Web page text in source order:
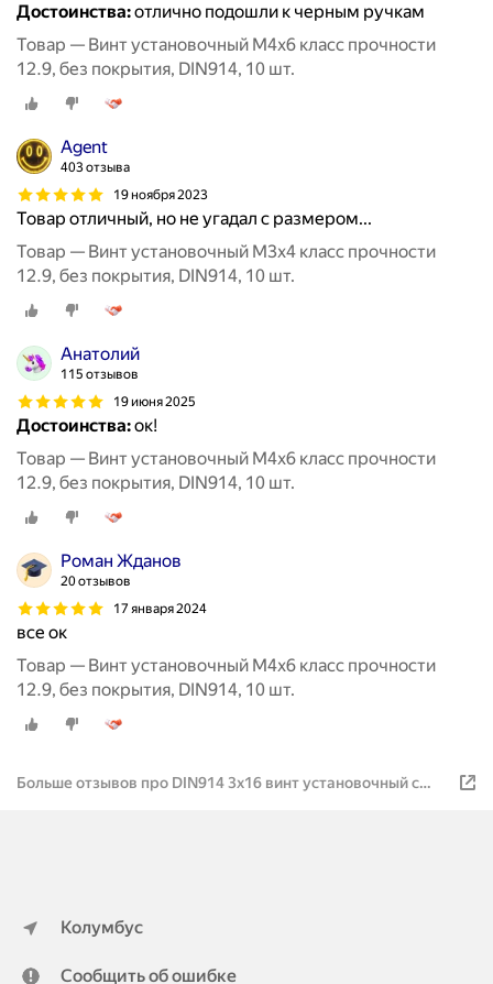
Достоинства:отлично подошли к черным ручкам
Товар — Винт установочный М4х6 класс прочности
12.9, без покрытия, DIN914, 10 шт.
Agent
403 отзыва
19 ноября 2023
Товар отличный, но не угадал с размером...
Товар — Винт установочный М3х4 класс прочности
12.9, без покрытия, DIN914, 10 шт.
Анатолий
115 отзывов
19 июня 2025
Достоинства:ок!
Товар — Винт установочный М4х6 класс прочности
12.9, без покрытия, DIN914, 10 шт.
Роман Жданов
20 отзывов
17 января 2024
все ок
Товар — Винт установочный М4х6 класс прочности
12.9, без покрытия, DIN914, 10 шт.
Больше отзывов про DIN914 3х16 винт установочный с
Колумбус
Сообщить об ошибке